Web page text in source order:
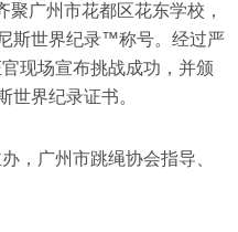
广州市花都区花东学校，
斯世界纪录™称号。经过严
现场宣布挑战成功，并颁
世界纪录证书。
，广州市跳绳协会指导、